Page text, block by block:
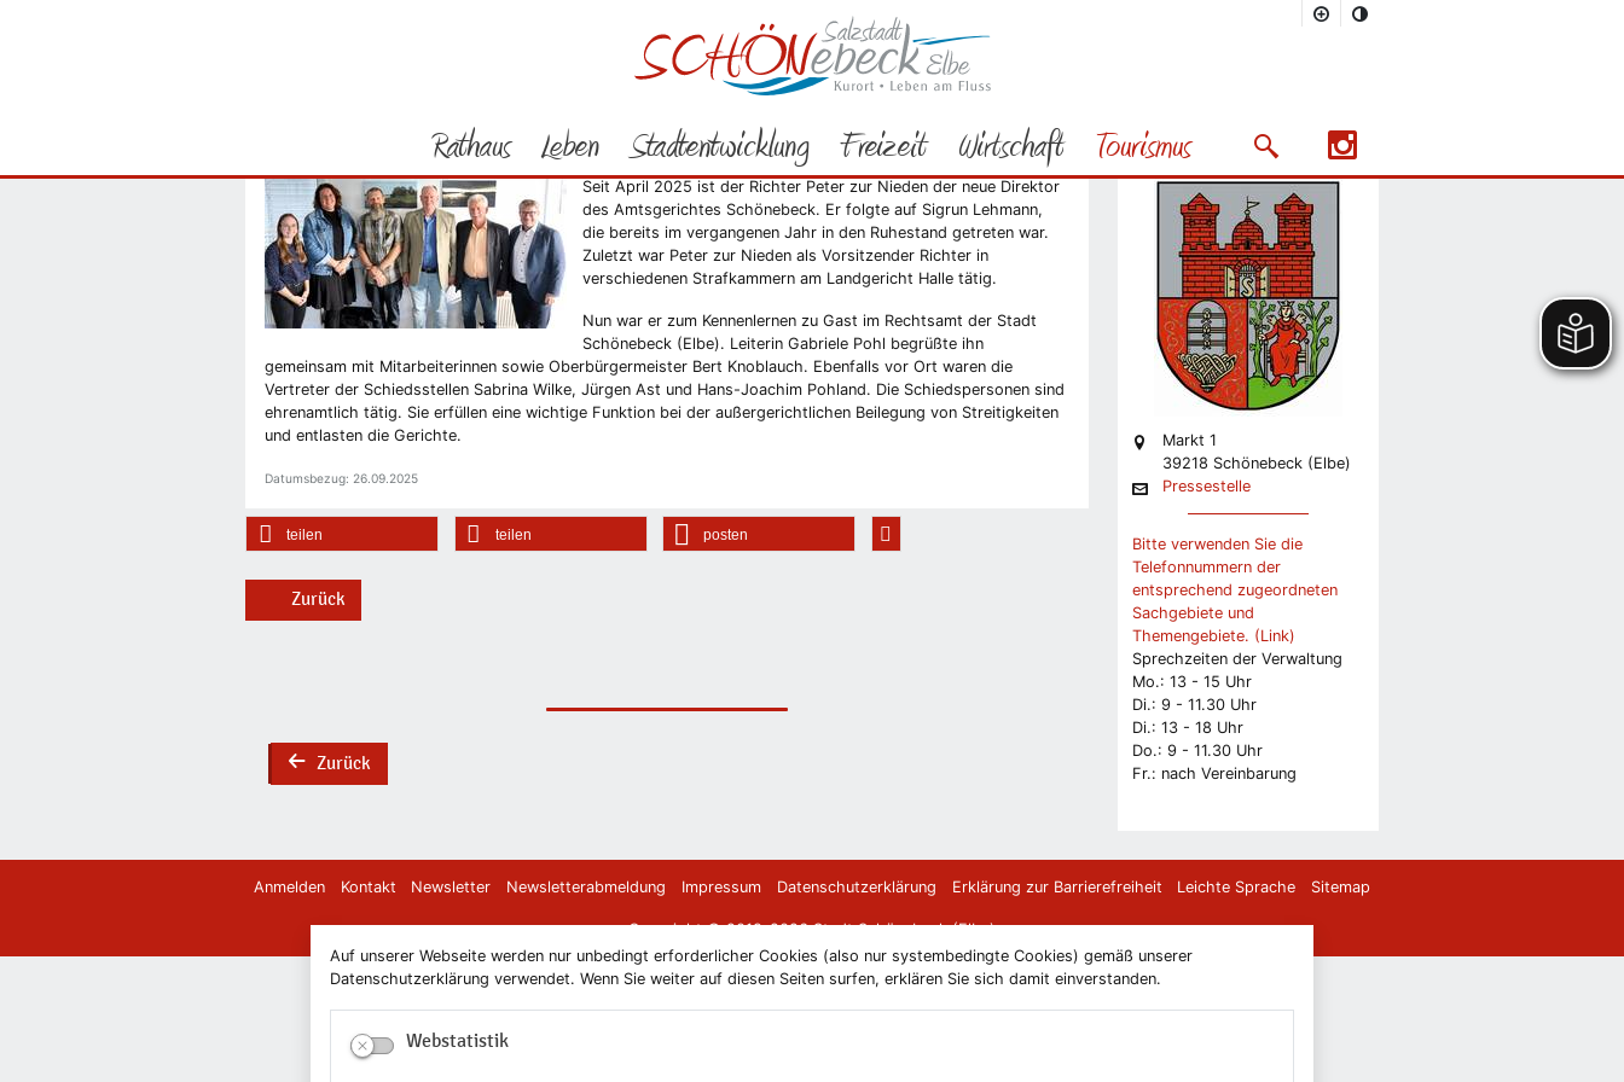
Auf unserer Webseite werden nur unbedingt erforderlicher Cookies (also nur systembedingte Cookies) gemäß unserer
Datenschutzerklärung verwendet. Wenn Sie weiter auf diesen Seiten surfen, erklären Sie sich damit einverstanden.
Webstatistik
Rathaus Leben Stadtentwicklung Freizeit Wirtschaft Tourismus Suchmaske öffnen/schließen
Vorheriges Bild Nächstes Bild
Bürgerservice Aktuelles
OB begrüßt neuen Direktor des Amtsgerichts
Peter zur Nieden ist Nachfolger von Sigrun Lehmann
Seit April 2025 ist der Richter Peter zur Nieden der neue Direktor
des Amtsgerichtes Schönebeck. Er folgte auf Sigrun Lehmann,
die bereits im vergangenen Jahr in den Ruhestand getreten war.
Zuletzt war Peter zur Nieden als Vorsitzender Richter in
verschiedenen Strafkammern am Landgericht Halle tätig.
Nun war er zum Kennenlernen zu Gast im Rechtsamt der Stadt
Schönebeck (Elbe). Leiterin Gabriele Pohl begrüßte ihn
gemeinsam mit Mitarbeiterinnen sowie Oberbürgermeister Bert Knoblauch. Ebenfalls vor Ort waren die
Vertreter der Schiedsstellen Sabrina Wilke, Jürgen Ast und Hans-Joachim Pohland. Die Schiedspersonen sind
ehrenamtlich tätig. Sie erfüllen eine wichtige Funktion bei der außergerichtlichen Beilegung von Streitigkeiten
und entlasten die Gerichte.
Datumsbezug: 26.09.2025
teilen teilen posten
Zurück
backZurück
Stabsstelle Presse und
Präsentation
Markt 1
39218 Schönebeck (Elbe)
Pressestelle
Bitte verwenden Sie die
Telefonnummern der
entsprechend zugeordneten
Sachgebiete und
Themengebiete. (Link)
Sprechzeiten der Verwaltung
Mo.: 13 - 15 Uhr
Di.: 9 - 11.30 Uhr
Di.: 13 - 18 Uhr
Do.: 9 - 11.30 Uhr
Fr.: nach Vereinbarung
Anmelden Kontakt Newsletter Newsletterabmeldung Impressum Datenschutzerklärung Erklärung zur Barrierefreiheit Leichte Sprache Sitemap
Copyright © 2019-2026 Stadt Schönebeck (Elbe)